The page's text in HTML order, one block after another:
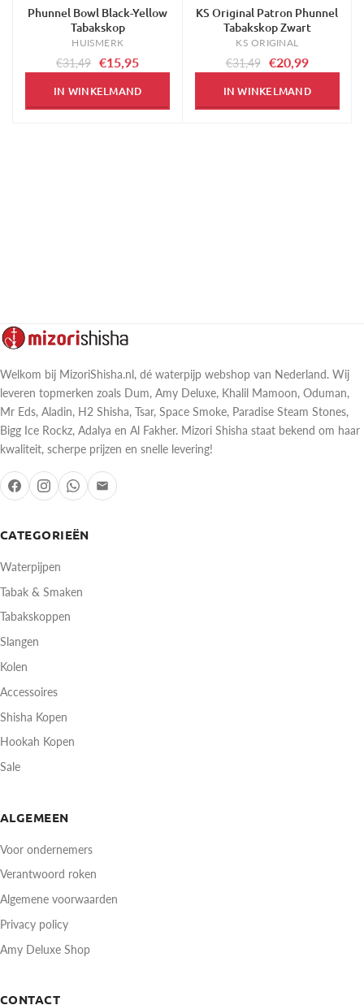
-49%
Phunnel Bowl Black-Yellow
Tabakskop
HUISMERK
€31,49 €15,95
IN WINKELMAND
-33%
KS Original Patron Phunnel
Tabakskop Zwart
KS ORIGINAL
€31,49 €20,99
IN WINKELMAND
CATEGORIEËN
Waterpijpen
Tabak & Smaken
Tabakskoppen
Slangen
Kolen
Accessoires
Shisha Kopen
Hookah Kopen
Sale
ALGEMEEN
Voor ondernemers
Verantwoord roken
Algemene voorwaarden
Privacy policy
Amy Deluxe Shop
CONTACT
Welkom bij MizoriShisha.nl, dé waterpijp webshop van Nederland. Wij
leveren topmerken zoals Dum, Amy Deluxe, Khalil Mamoon, Oduman,
Mr Eds, Aladin, H2 Shisha, Tsar, Space Smoke, Paradise Steam Stones,
Bigg Ice Rockz, Adalya en Al Fakher. Mizori Shisha staat bekend om haar
kwaliteit, scherpe prijzen en snelle levering!